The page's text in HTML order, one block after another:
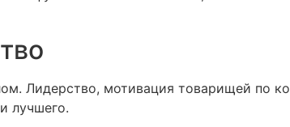
Лидерство, мотивация товарищей по
лучшего.